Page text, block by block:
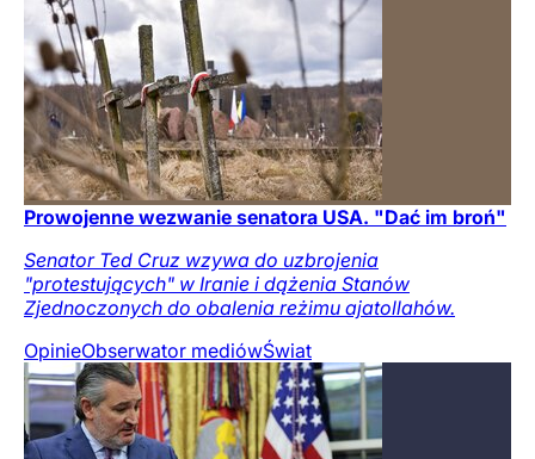
Prowojenne wezwanie senatora USA. "Dać im broń"
Senator Ted Cruz wzywa do uzbrojenia
"protestujących" w Iranie i dążenia Stanów
Zjednoczonych do obalenia reżimu ajatollahów.
OpinieObserwator mediówŚwiat